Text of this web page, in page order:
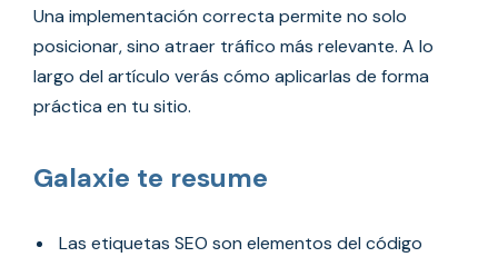
Una implementación correcta permite no solo
posicionar, sino atraer tráfico más relevante. A lo
largo del artículo verás cómo aplicarlas de forma
práctica en tu sitio.
Galaxie te resume
Las etiquetas SEO son elementos del código